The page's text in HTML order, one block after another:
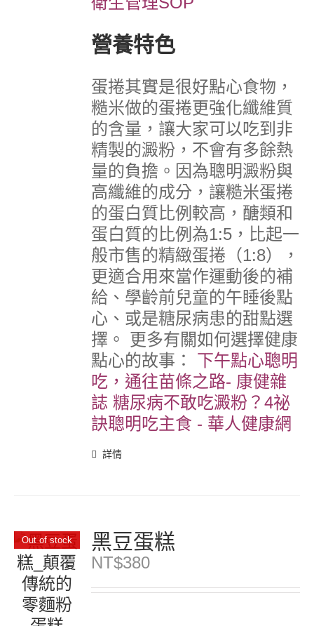
營養特色
蛋捲其實是很好點心食物，
糙米做的蛋捲更強化纖維質
的含量，讓大家可以吃到非
精製的澱粉，不會有多餘熱
量的負擔。因為聰明澱粉與
高纖維的成分，讓糙米蛋捲
的蛋白質比例較高，醣類和
蛋白質的比例為1:5，比起一
般市售的精緻蛋捲（1:8），
更適合用來當作運動後的補
給、學齡前兒童的午睡後點
心、或是糖尿病患的甜點選
擇。 更多有關如何選擇健康
點心的故事： 下午點心聰明
吃，通往苗條之路- 康健雜
誌糖尿病不敢吃澱粉？4祕
訣聰明吃主食 - 華人健康網
詳情
Out of stock 黑豆蛋糕
NT$380